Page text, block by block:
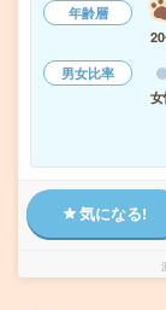
年齢層
男女比率
気になる!